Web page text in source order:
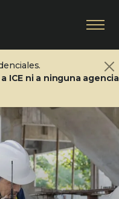
ICE ni a ninguna agencia